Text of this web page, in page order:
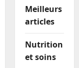
Meilleurs
articles
Nutrition
et soins